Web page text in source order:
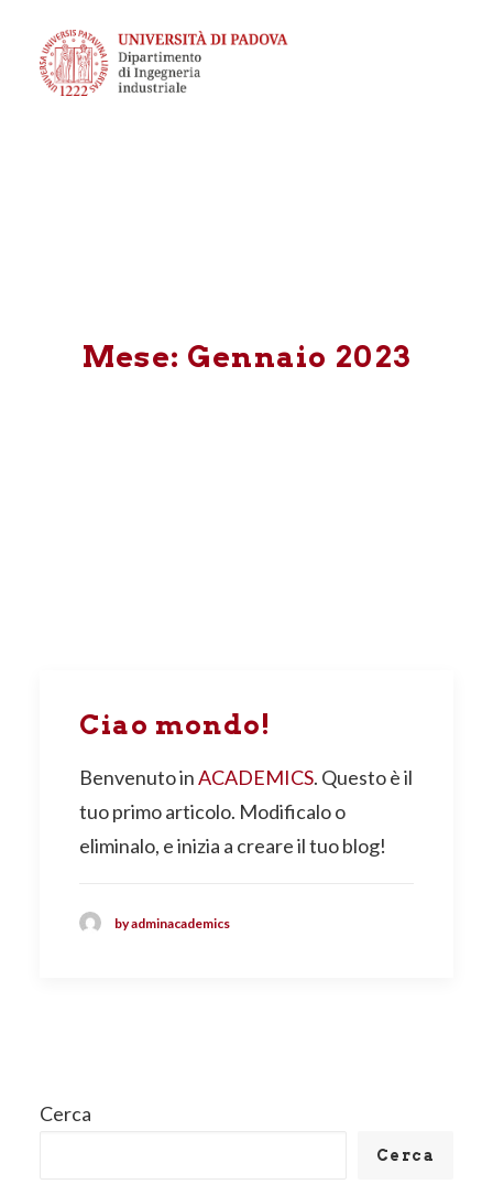
Mese: Gennaio 2023
Ciao mondo!
Benvenuto inACADEMICS. Questo è il
tuo primo articolo. Modificalo o
eliminalo, e inizia a creare il tuo blog!
by adminacademics
Cerca
Cerca